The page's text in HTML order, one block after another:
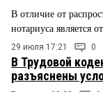
В отличие от
нотариуса является
29 июля 17:21 0
В Трудовой
разъяснены